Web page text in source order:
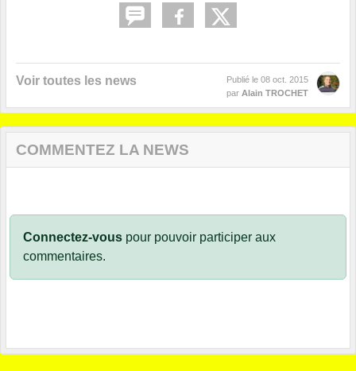
Voir toutes les news Publié le 08 oct. 2015
par Alain TROCHET
COMMENTEZ LA NEWS
Connectez-vous pour pouvoir participer aux
commentaires.